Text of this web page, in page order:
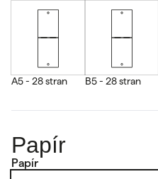
A5 - 28 stran B5 - 28 stran
Papír
Papír